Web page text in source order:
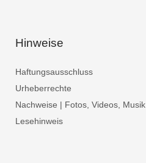
Hinweise
Haftungsausschluss
Urheberrechte
Nachweise | Fotos, Videos, Musik
Lesehinweis